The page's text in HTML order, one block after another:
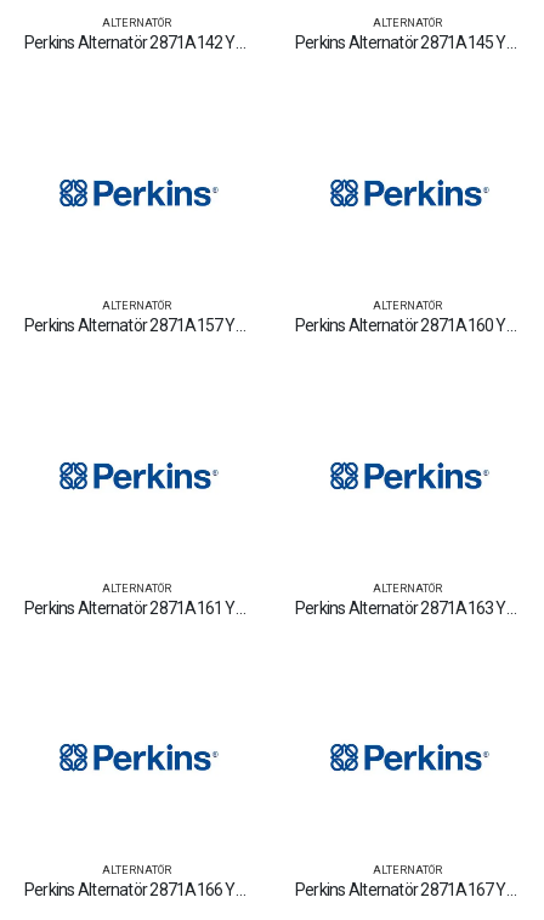
ALTERNATÖR
Perkins Alternatör 2871A142 Yedek Parça Fiyat Tamir Bakım Satan Firmalar
ALTERNATÖR
Perkins Alternatör 2871A145 Yedek Parça Fiyat Tamir Bakım Satan Firmalar
ALTERNATÖR
Perkins Alternatör 2871A157 Yedek Parça Fiyat Tamir Bakım Satan Firmalar
ALTERNATÖR
Perkins Alternatör 2871A160 Yedek Parça Fiyat Tamir Bakım Satan Firmalar
ALTERNATÖR
Perkins Alternatör 2871A161 Yedek Parça Fiyat Tamir Bakım Satan Firmalar
ALTERNATÖR
Perkins Alternatör 2871A163 Yedek Parça Fiyat Tamir Bakım Satan Firmalar
ALTERNATÖR
Perkins Alternatör 2871A166 Yedek Parça Fiyat Tamir Bakım Satan Firmalar
ALTERNATÖR
Perkins Alternatör 2871A167 Yedek Parça Fiyat Tamir Bakım Satan Firmalar